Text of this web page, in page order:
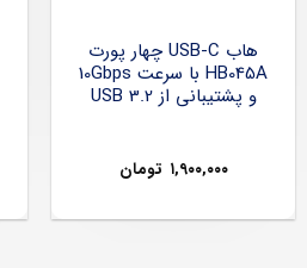
هاب USB-C چهار پورت
HB045A با سرعت 10Gbps
و پشتیبانی از USB 3.2
۱,۹۰۰,۰۰۰ تومان